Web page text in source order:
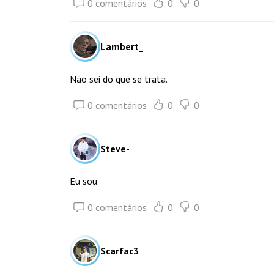
0 comentários 0 0
Lambert_
Não sei do que se trata.
0 comentários 0 0
Steve-
Eu sou
0 comentários 0 0
Scarfac3